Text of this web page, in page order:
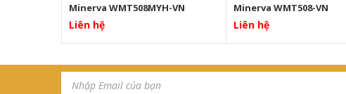
Minerva WMT508MYH-VN
Liên hệ
Minerva WMT508-VN
Liên hệ